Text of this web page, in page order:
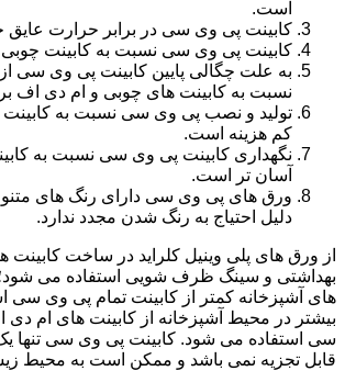
است.
کابینت پی وی سی در برابر حرارت عایق
کابینت پی وی سی نسبت به کابینت
به علت چگالی پایین کابینت پی وی سی
نسبت به کابینت های چوبی و ام دی اف
تولید و نصب پی وی سی نسبت به کابینت
کم هزینه است.
نگهداری کابینت پی وی سی نسبت به
آسان تر است.
ورق های پی وی سی دارای رنگ های
دلیل احتیاج به رنگ شدن مجدد ندارد.
از ورق های پلی وینیل کلراید در ساخت
بهداشتی و سینگ ظرف شویی استفاده می
های آشپزخانه کمتر از کابینت تمام پی وی سی
بیشتر در محیط آشپزخانه از کابینت های ام
سی استفاده می شود. کابینت پی وی سی تنها
قابل تجزیه نمی باشد و ممکن است به محیط